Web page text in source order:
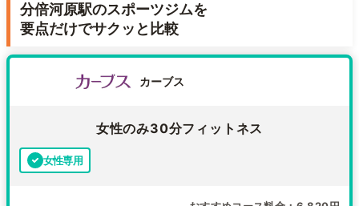
分倍河原駅のスポーツジムを
要点だけでサクッと比較
カーブス
女性のみ30分フィットネス
女性専用